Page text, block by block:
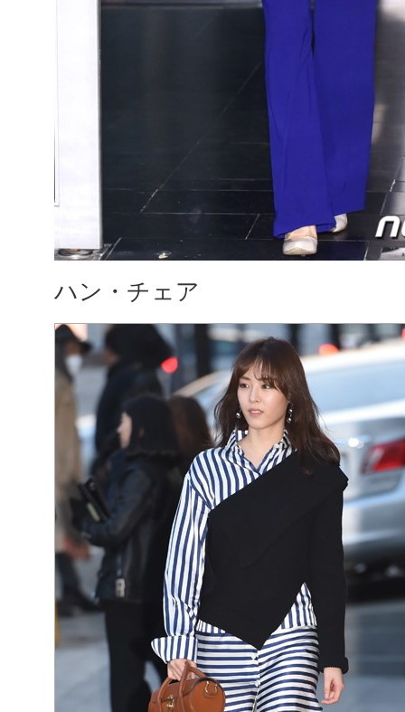
ハン・チェア